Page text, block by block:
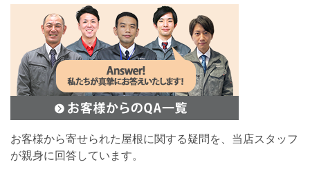
お客様から寄せられた屋根に関する疑問を、当店スタッフ
が親身に回答しています。